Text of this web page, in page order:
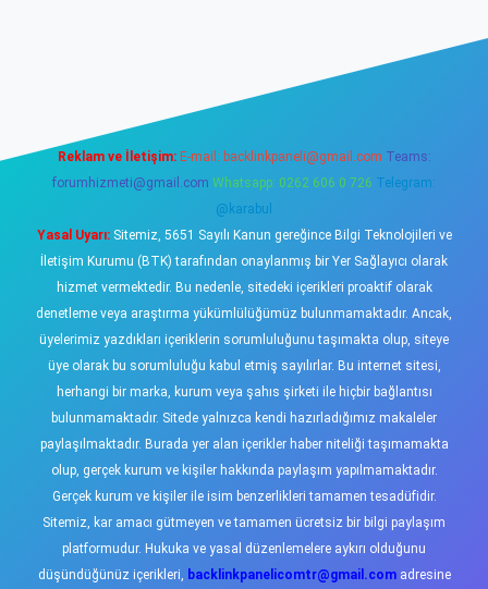
Reklam ve İletişim: E-mail: backlinkpaneli@gmail.com Teams:
forumhizmeti@gmail.com Whatsapp: 0262 606 0 726 Telegram:
@karabul
Yasal Uyarı:Sitemiz, 5651 Sayılı Kanun gereğince Bilgi Teknolojileri ve
İletişim Kurumu (BTK) tarafından onaylanmış bir Yer Sağlayıcı olarak
hizmet vermektedir. Bu nedenle, sitedeki içerikleri proaktif olarak
denetleme veya araştırma yükümlülüğümüz bulunmamaktadır. Ancak,
üyelerimiz yazdıkları içeriklerin sorumluluğunu taşımakta olup, siteye
üye olarak bu sorumluluğu kabul etmiş sayılırlar. Bu internet sitesi,
herhangi bir marka, kurum veya şahıs şirketi ile hiçbir bağlantısı
bulunmamaktadır. Sitede yalnızca kendi hazırladığımız makaleler
paylaşılmaktadır. Burada yer alan içerikler haber niteliği taşımamakta
olup, gerçek kurum ve kişiler hakkında paylaşım yapılmamaktadır.
Gerçek kurum ve kişiler ile isim benzerlikleri tamamen tesadüfidir.
Sitemiz, kar amacı gütmeyen ve tamamen ücretsiz bir bilgi paylaşım
platformudur. Hukuka ve yasal düzenlemelere aykırı olduğunu
düşündüğünüz içerikleri, backlinkpanelicomtr@gmail.comadresine